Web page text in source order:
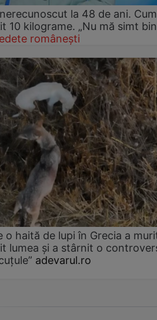
la 48 de ani. Cum
10 kilograme. „Nu mă simt
românești
o haită de lupi în Grecia a
lumea și a stârnit o
adevarul.ro